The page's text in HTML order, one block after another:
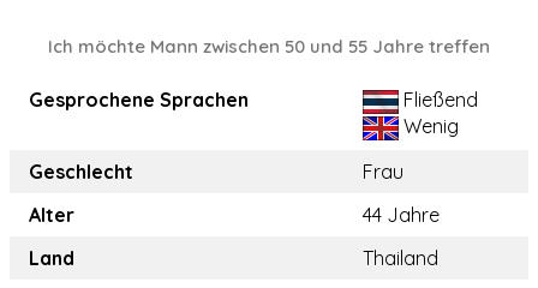
Ich möchte Mann zwischen 50 und 55 Jahre treffen
Gesprochene Sprachen
Fließend
Wenig
Geschlecht
Frau
Alter
44 Jahre
Land
Thailand